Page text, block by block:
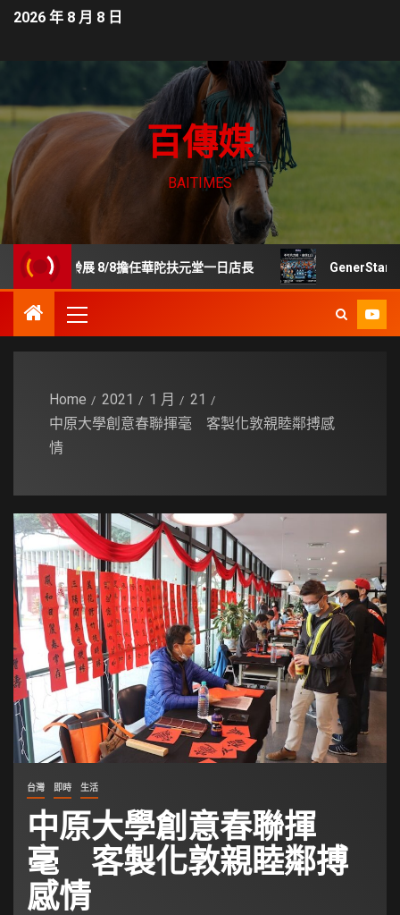
2026 年 8 月 8 日
百傳媒
BAITIMES
齡展 8/8擔任華陀扶元堂一日店長 GenerStand 擬推「
Home 2021 1 月
21
中原大學創意春聯揮毫 客製化敦親睦鄰搏感
情
台灣 即時 生活
中原大學創意春聯揮
毫 客製化敦親睦鄰搏
感情